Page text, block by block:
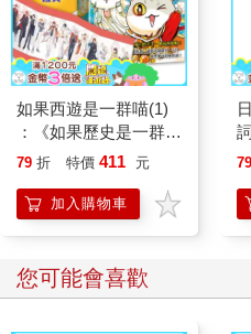
如果西遊是一群喵(1)
：《如果歷史是一群
喵》作者最新力作，附
79 折 特價 411 元
加入購物車
79
您可能會喜歡